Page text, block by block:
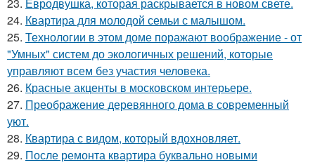
23. Евродвушка, которая раскрывается в новом свете.
24. Квартира для молодой семьи с малышом.
25. Технологии в этом доме поражают воображение - от
"Умных" систем до экологичных решений, которые
управляют всем без участия человека.
26. Красные акценты в московском интерьере.
27. Преображение деревянного дома в современный
уют.
28. Квартира с видом, который вдохновляет.
29. После ремонта квартира буквально новыми